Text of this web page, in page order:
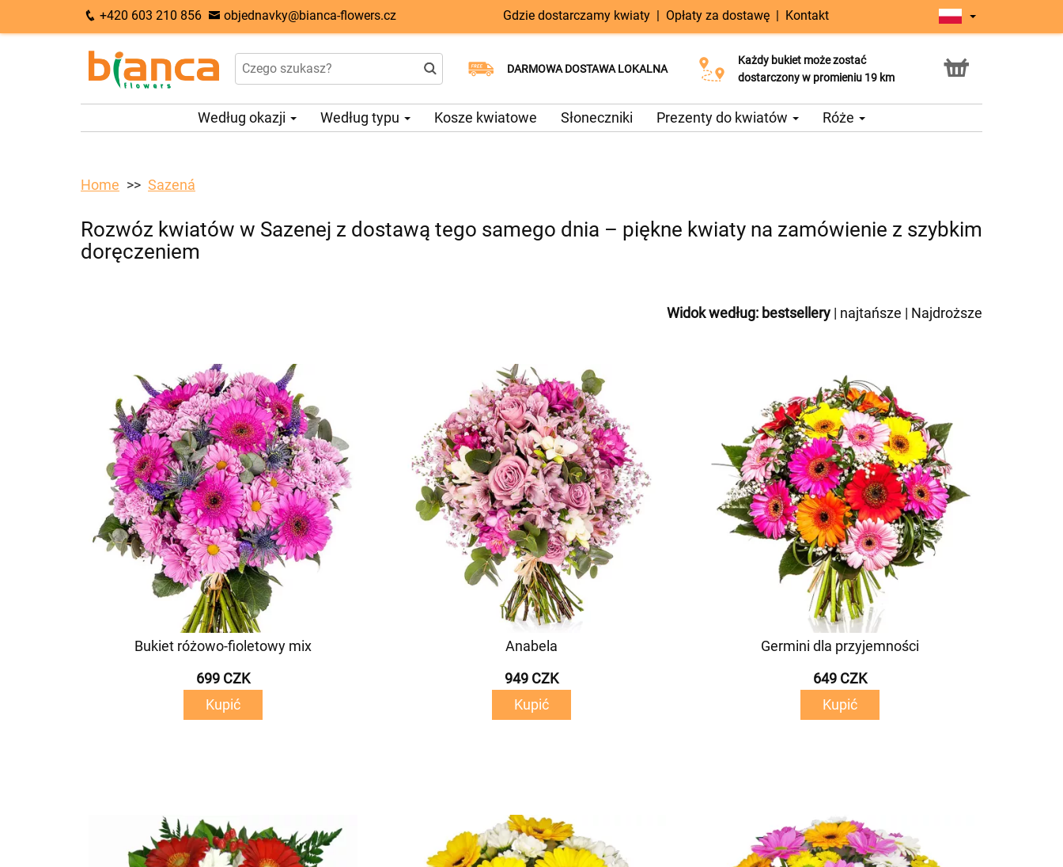
+420 603 210 856 objednavky@bianca-flowers.cz Gdzie dostarczamy kwiaty | Opłaty za dostawę | Kontakt
DARMOWA DOSTAWA LOKALNA
Dostawa tego samego dnia
Wybierz datę dostawy
Każdy bukiet może zostać
dostarczony w promieniu 19 km
Usługa Click & Collect
Według okazji Według typu Kosze kwiatowe Słoneczniki Prezenty do kwiatów Róże
Home Sazená
Rozwóz kwiatów w Sazenej z dostawą tego samego dnia – piękne kwiaty na zamówienie z szybkim
doręczeniem
Widok według: bestsellery | najtańsze | Najdroższe
Bukiet różowo-fioletowy mix
699 CZK
Kupić
Anabela
949 CZK
Kupić
Germini dla przyjemności
649 CZK
Kupić